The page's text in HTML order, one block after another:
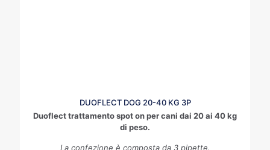
DUOFLECT DOG 20-40 KG 3P
Duoflect trattamento spot on per cani dai 20 ai 40 kg
di peso.
La confezione è composta da 3 pipette.